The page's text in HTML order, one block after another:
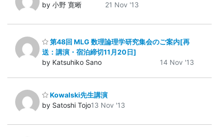
by 小野 寛晰
21 Nov '13
第48回 MLG 数理論理学研究集会のご案内[再
送：講演・宿泊締切11月20日]
by Katsuhiko Sano
14 Nov '13
Kowalski先生講演
by Satoshi Tojo13 Nov '13